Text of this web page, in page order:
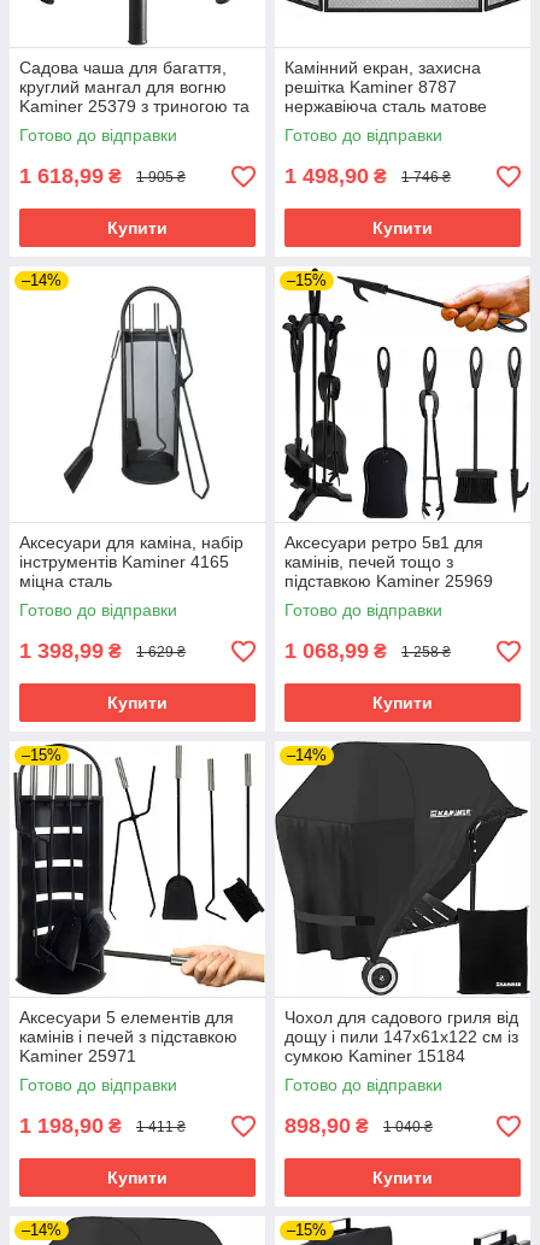
Садова чаша для багаття,
круглий мангал для вогню
Kaminer 25379 з триногою та
ручками
Готово до відправки
1 618,99 ₴ 1 905 ₴
Купити
Камінний екран, захисна
решітка Kaminer 8787
нержавіюча сталь матове
покриття
Готово до відправки
1 498,90 ₴ 1 746 ₴
Купити
–14%
Аксесуари для каміна, набір
інструментів Kaminer 4165
міцна сталь
Готово до відправки
1 398,99 ₴ 1 629 ₴
Купити
–15%
Аксесуари ретро 5в1 для
камінів, печей тощо з
підставкою Kaminer 25969
Готово до відправки
1 068,99 ₴ 1 258 ₴
Купити
–15%
Аксесуари 5 елементів для
камінів і печей з підставкою
Kaminer 25971
Готово до відправки
1 198,90 ₴ 1 411 ₴
Купити
–14%
Чохол для садового гриля від
дощу і пили 147х61х122 см із
сумкою Kaminer 15184
Готово до відправки
898,90 ₴ 1 040 ₴
Купити
–14% –15%